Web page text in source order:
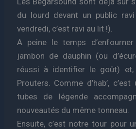
du lourd devant un public
vendredi, c’est ravi au lit !).
A peine le temps
jambon de dauphin (ou
réussi à identifier le goût)
Prouters. Comme d’hab’,
tubes de légende
nouveautés du même tonneau.
Ensuite, c’est notre tour pour